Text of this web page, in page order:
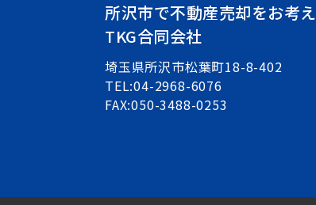
所沢市で不動産売却をお考
TKG合同会社
埼玉県所沢市松葉町18-8-402
TEL:04-2968-6076
FAX:050-3488-0253